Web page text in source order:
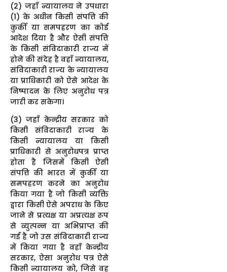
(2) जहाँ न्यायालय ने उपधारा
(1) के अधीन किसी संपत्ति की
कुर्की या समपहरण का कोई
आदेश दिया है और ऐसी संपत्ति
के किसी संविदाकारी राज्य में
होने की संदेह है वहाँ न्यायालय,
संविदाकारी राज्य के न्यायालय
या प्राधिकारी को ऐसे आदेश के
निष्पादन के लिए अनुरोध पत्र
जारी कर सकेगा।
(3) जहाँ केन्द्रीय सरकार को
किसी संविदाकारी राज्य के
किसी न्यायालय या किसी
प्राधिकारी से अनुरोधपत्र प्राप्त
होता है जिसमें किसी ऐसी
संपत्ति की भारत में कुर्की या
समपहरण करने का अनुरोध
किया गया है जो किसी व्यक्ति
द्वारा किसी ऐसे अपराध के किए
जाने से प्रत्यक्ष या अप्रत्यक्ष रूप
से व्युत्पन्न या अभिप्राप्त की
गई है जो उस संविदाकारी राज्य
में किया गया है वहाँ केन्द्रीय
सरकार, ऐसा अनुरोध पत्र ऐसे
किसी न्यायालय को, जिसे वह